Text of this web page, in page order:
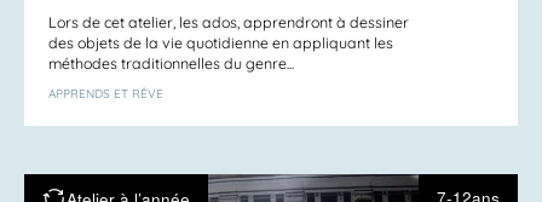
Lors de cet atelier, les ados, apprendront à dessiner
des objets de la vie quotidienne en appliquant les
méthodes traditionnelles du genre...
APPRENDS ET RÊVE